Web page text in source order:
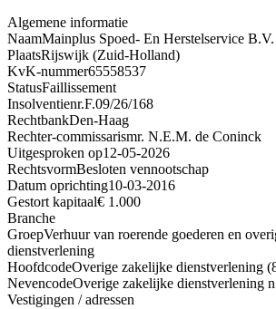
Algemene informatie
NaamMainplus Spoed- En Herstelservice B.V.
PlaatsRijswijk (Zuid-Holland)
KvK-nummer65558537
StatusFaillissement
Insolventienr.F.09/26/168
RechtbankDen-Haag
Rechter-commissarismr. N.E.M. de Coninck
Uitgesproken op12-05-2026
RechtsvormBesloten vennootschap
Datum oprichting10-03-2016
Gestort kapitaal€ 1.000
Branche
GroepVerhuur van roerende goederen en
dienstverlening
HoofdcodeOverige zakelijke dienstverlening
NevencodeOverige zakelijke dienstverlening
Vestigingen / adressen